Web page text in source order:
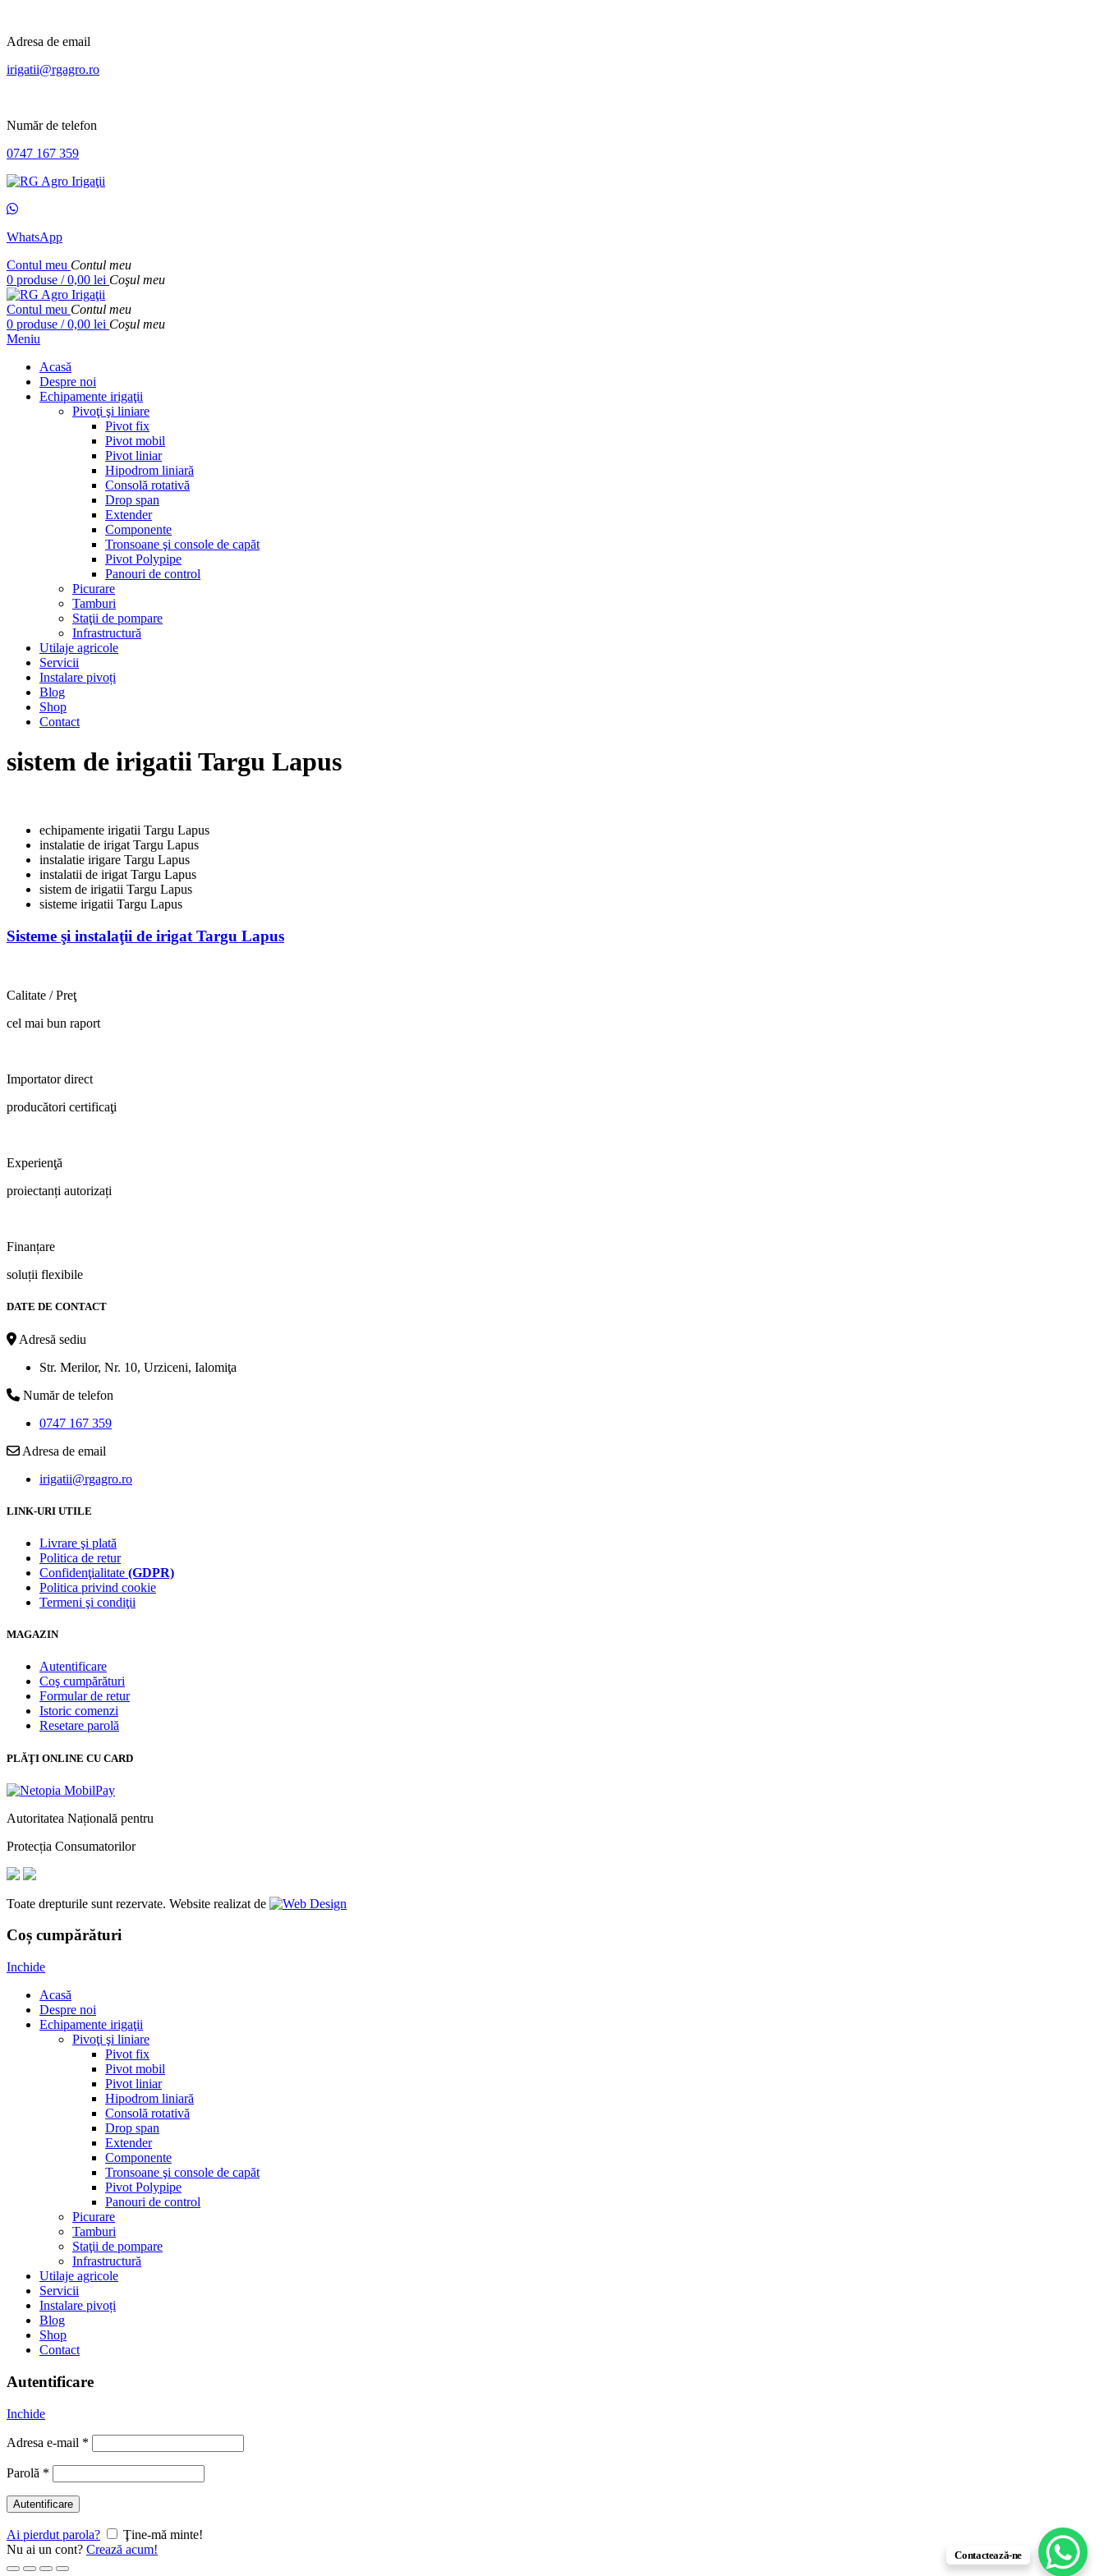
Adresa de email
irigatii@rgagro.ro
Număr de telefon
0747 167 359
WhatsApp
Contul meu Contul meu
0 produse / 0,00 lei Coşul meu
Contul meu Contul meu
0 produse / 0,00 lei Coşul meu
Meniu
Acasă
Despre noi
Echipamente irigaţii
Pivoţi şi liniare
Pivot fix
Pivot mobil
Pivot liniar
Hipodrom liniară
Consolă rotativă
Drop span
Extender
Componente
Tronsoane şi console de capăt
Pivot Polypipe
Panouri de control
Picurare
Tamburi
Staţii de pompare
Infrastructură
Utilaje agricole
Servicii
Instalare pivoți
Blog
Shop
Contact
sistem de irigatii Targu Lapus
echipamente irigatii Targu Lapus
instalatie de irigat Targu Lapus
instalatie irigare Targu Lapus
instalatii de irigat Targu Lapus
sistem de irigatii Targu Lapus
sisteme irigatii Targu Lapus
Sisteme şi instalaţii de irigat Targu Lapus
Calitate / Preţ
cel mai bun raport
Importator direct
producători certificaţi
Experienţă
proiectanți autorizați
Finanțare
soluții flexibile
DATE DE CONTACT
Adresă sediu
Str. Merilor, Nr. 10, Urziceni, Ialomiţa
Număr de telefon
0747 167 359
Adresa de email
irigatii@rgagro.ro
LINK-URI UTILE
Livrare şi plată
Politica de retur
Confidenţialitate (GDPR)
Politica privind cookie
Termeni şi condiţii
MAGAZIN
Autentificare
Coş cumpărături
Formular de retur
Istoric comenzi
Resetare parolă
PLĂŢI ONLINE CU CARD
Autoritatea Națională pentru
Protecția Consumatorilor
Toate drepturile sunt rezervate. Website realizat de
Coș cumpărături
Inchide
Contactează-ne
Acasă
Despre noi
Echipamente irigaţii
Pivoţi şi liniare
Pivot fix
Pivot mobil
Pivot liniar
Hipodrom liniară
Consolă rotativă
Drop span
Extender
Componente
Tronsoane şi console de capăt
Pivot Polypipe
Panouri de control
Picurare
Tamburi
Staţii de pompare
Infrastructură
Utilaje agricole
Servicii
Instalare pivoți
Blog
Shop
Contact
Autentificare
Inchide
Adresa e-mail *
Parolă *
Autentificare
Ai pierdut parola?
Ţine-mă minte!
Nu ai un cont? Crează acum!